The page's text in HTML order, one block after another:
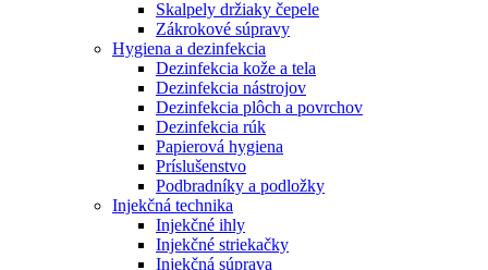
Skalpely držiaky čepele
Zákrokové súpravy
Hygiena a dezinfekcia
Dezinfekcia kože a tela
Dezinfekcia nástrojov
Dezinfekcia plôch a povrchov
Dezinfekcia rúk
Papierová hygiena
Príslušenstvo
Podbradníky a podložky
Injekčná technika
Injekčné ihly
Injekčné striekačky
Injekčná súprava